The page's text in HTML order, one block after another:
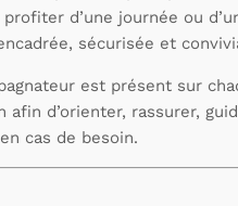
d’une journée ou
sécurisée et
est présent sur
afin d’orienter, rassurer,
cas de besoin.